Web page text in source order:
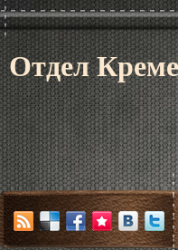
Отдел